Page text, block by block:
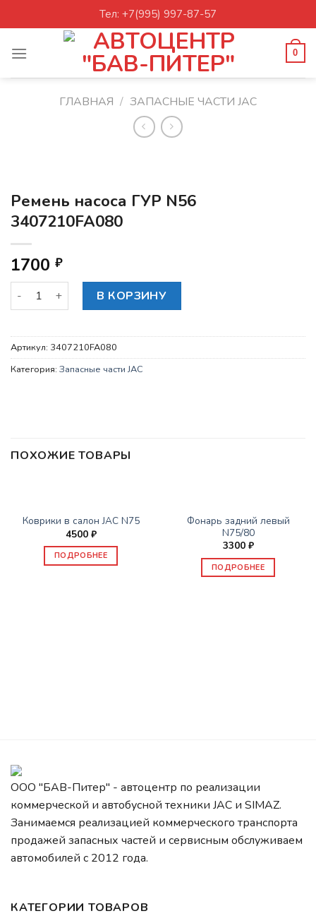
to
Тел: +7(995) 997-87-57
0
ГЛАВНАЯ / ЗАПАСНЫЕ ЧАСТИ JAC
Ремень насоса ГУР N56
3407210FA080
1700 ₽
Количество товара Ремень насоса ГУР N56 3407210FA080
В КОРЗИНУ
Артикул: 3407210FA080
Категория: Запасные части JAC
ПОХОЖИЕ ТОВАРЫ
Коврики в салон JAC N75
4500 ₽
ПОДРОБНЕЕ
Фонарь задний левый
N75/80
3300 ₽
ПОДРОБНЕЕ
ООО "БАВ-Питер" - автоцентр по реализации
коммерческой и автобусной техники JAC и SIMAZ.
Занимаемся реализацией коммерческого транспорта
продажей запасных частей и сервисным обслуживаем
автомобилей c 2012 года.
КАТЕГОРИИ ТОВАРОВ